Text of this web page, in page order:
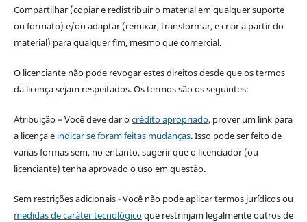
Compartilhar (copiar e redistribuir o material em qualquer suporte
ou formato) e/ou adaptar (remixar, transformar, e criar a partir do
material) para qualquer fim, mesmo que comercial.
O licenciante não pode revogar estes direitos desde que os termos
da licença sejam respeitados. Os termos são os seguintes:
Atribuição – Você deve dar ocrédito apropriado, prover um link para
a licença e indicar se foram feitas mudanças. Isso pode ser feito de
várias formas sem, no entanto, sugerir que o licenciador (ou
licenciante) tenha aprovado o uso em questão.
Sem restrições adicionais - Você não pode aplicar termos jurídicos ou
medidas de caráter tecnológicoque restrinjam legalmente outros de